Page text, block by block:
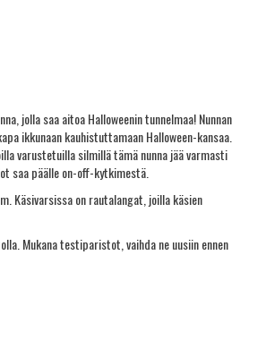
jolla saa aitoa Halloweenin tunnelmaa! Nunnan
ikkunaan kauhistuttamaan Halloween-kansaa.
varustetuilla silmillä tämä nunna jää varmasti
saa päälle on-off-kytkimestä.
Käsivarsissa on rautalangat, joilla käsien
Mukana testiparistot, vaihda ne uusiin ennen